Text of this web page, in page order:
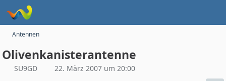
Antennen
Olivenkanisterantenne
SU9GD 22. März 2007 um 20:00